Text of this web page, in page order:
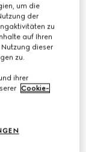
um die
der
zu
auf Ihren
dieser
zu.
ihrer
Cookie-